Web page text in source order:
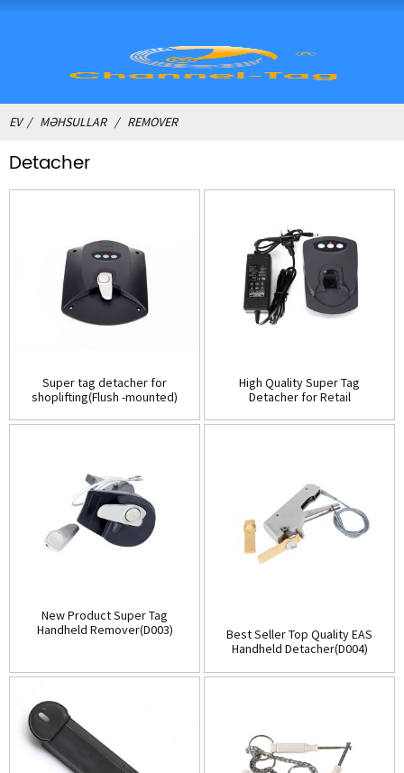
EV MƏHSULLAR REMOVER
Detacher
Super tag detacher for
shoplifting(Flush -mounted)
High Quality Super Tag
Detacher for Retail
New Product Super Tag
Handheld Remover(D003)
Best Seller Top Quality EAS
Handheld Detacher(D004)